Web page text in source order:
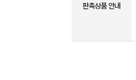
판촉상품 안내